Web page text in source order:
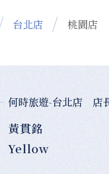
台北店 桃園店
何時旅遊-台北店 店
黃貫銘
Yellow